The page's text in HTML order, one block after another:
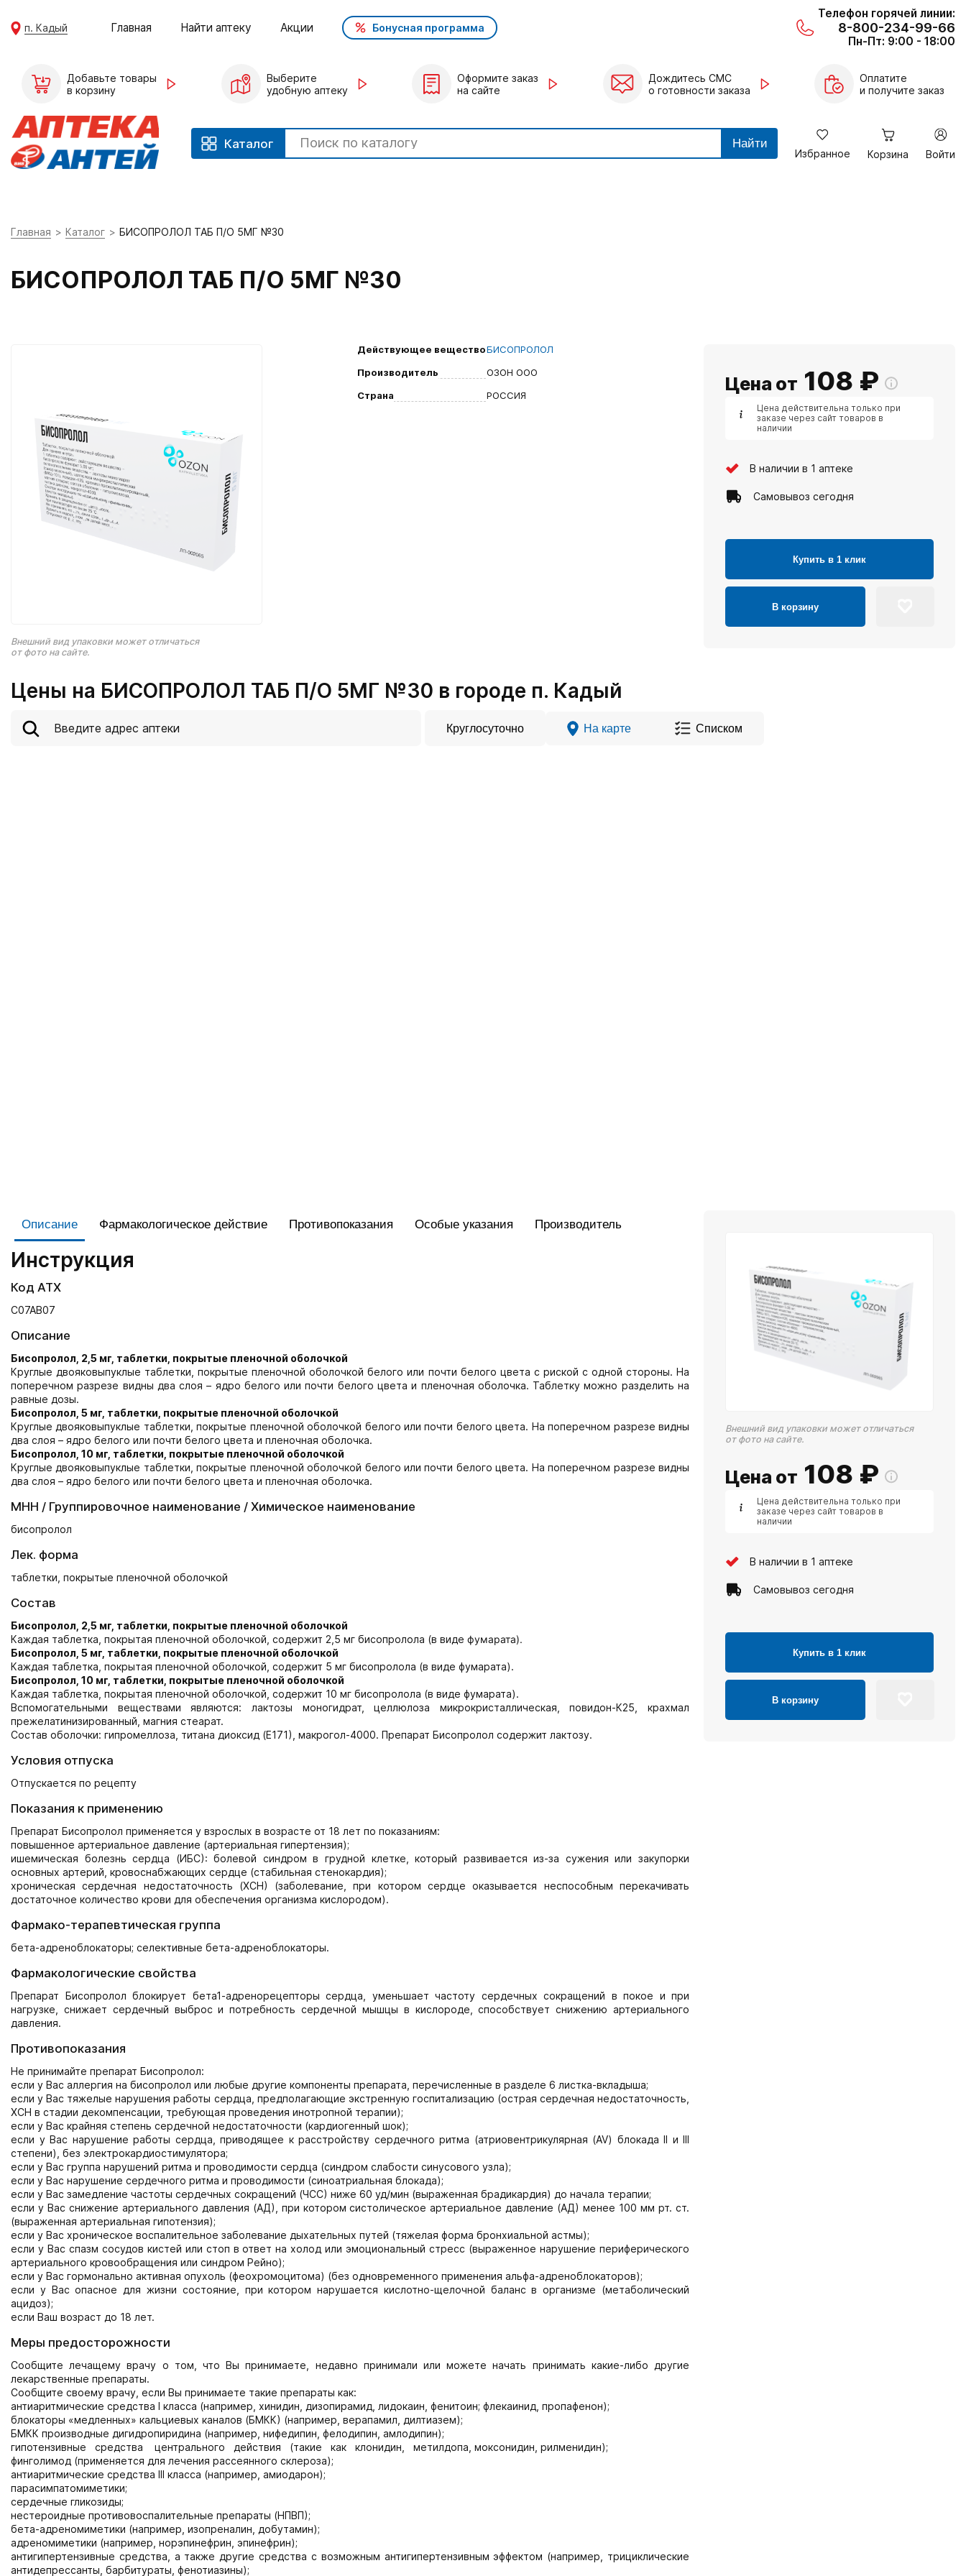
п. Кадый Главная Найти аптеку Акции Бонусная программа
Телефон горячей линии:
8-800-234-99-66
Пн-Пт: 9:00 - 18:00
Добавьте товары
в корзину
Выберите
удобную аптеку
Оформите заказ
на сайте
Дождитесь СМС
о готовности заказа
Оплатите
и получите заказ
Каталог Найти
Избранное Корзина Войти
Главная Каталог БИСОПРОЛОЛ ТАБ П/О 5МГ №30
БИСОПРОЛОЛ ТАБ П/О 5МГ №30
Внешний вид упаковки может отличаться
от фото на сайте.
Действующее веществоБИСОПРОЛОЛ
Производитель
ОЗОН ООО
Страна
РОССИЯ
Цена от 108 ₽
Цена действительна только при
заказе через сайт товаров в
наличии
В наличии в 1 аптеке
Самовывоз сегодня
Купить в 1 клик
В корзину
Цены на БИСОПРОЛОЛ ТАБ П/О 5МГ №30 в городе п. Кадый
Круглосуточно На карте Списком
Описание Фармакологическое действие Противопоказания Особые указания Производитель
Инструкция
Код АТХ
С07АВ07
Описание
Бисопролол, 2,5 мг, таблетки, покрытые пленочной оболочкой
Круглые двояковыпуклые таблетки, покрытые пленочной оболочкой белого или почти белого цвета с риской с одной стороны. На
поперечном разрезе видны два слоя – ядро белого или почти белого цвета и пленочная оболочка. Таблетку можно разделить на
равные дозы.
Бисопролол, 5 мг, таблетки, покрытые пленочной оболочкой
Круглые двояковыпуклые таблетки, покрытые пленочной оболочкой белого или почти белого цвета. На поперечном разрезе видны
два слоя – ядро белого или почти белого цвета и пленочная оболочка.
Бисопролол, 10 мг, таблетки, покрытые пленочной оболочкой
Круглые двояковыпуклые таблетки, покрытые пленочной оболочкой белого или почти белого цвета. На поперечном разрезе видны
два слоя – ядро белого или почти белого цвета и пленочная оболочка.
МНН / Группировочное наименование / Химическое наименование
бисопролол
Лек. форма
таблетки, покрытые пленочной оболочкой
Состав
Бисопролол, 2,5 мг, таблетки, покрытые пленочной оболочкой
Каждая таблетка, покрытая пленочной оболочкой, содержит 2,5 мг бисопролола (в виде фумарата).
Бисопролол, 5 мг, таблетки, покрытые пленочной оболочкой
Каждая таблетка, покрытая пленочной оболочкой, содержит 5 мг бисопролола (в виде фумарата).
Бисопролол, 10 мг, таблетки, покрытые пленочной оболочкой
Каждая таблетка, покрытая пленочной оболочкой, содержит 10 мг бисопролола (в виде фумарата).
Вспомогательными веществами являются: лактозы моногидрат, целлюлоза микрокристаллическая, повидон-К25, крахмал
прежелатинизированный, магния стеарат.
Состав оболочки: гипромеллоза, титана диоксид (Е171), макрогол-4000. Препарат Бисопролол содержит лактозу.
Условия отпуска
Отпускается по рецепту
Показания к применению
Препарат Бисопролол применяется у взрослых в возрасте от 18 лет по показаниям:
повышенное артериальное давление (артериальная гипертензия);
ишемическая болезнь сердца (ИБС): болевой синдром в грудной клетке, который развивается из-за сужения или закупорки
основных артерий, кровоснабжающих сердце (стабильная стенокардия);
хроническая сердечная недостаточность (ХСН) (заболевание, при котором сердце оказывается неспособным перекачивать
достаточное количество крови для обеспечения организма кислородом).
Фармако-терапевтическая группа
бета-адреноблокаторы; селективные бета-адреноблокаторы.
Фармакологические свойства
Препарат Бисопролол блокирует бета1-адренорецепторы сердца, уменьшает частоту сердечных сокращений в покое и при
нагрузке, снижает сердечный выброс и потребность сердечной мышцы в кислороде, способствует снижению артериального
давления.
Противопоказания
Не принимайте препарат Бисопролол:
если у Вас аллергия на бисопролол или любые другие компоненты препарата, перечисленные в разделе 6 листка-вкладыша;
если у Вас тяжелые нарушения работы сердца, предполагающие экстренную госпитализацию (острая сердечная недостаточность,
ХСН в стадии декомпенсации, требующая проведения инотропной терапии);
если у Вас крайняя степень сердечной недостаточности (кардиогенный шок);
если у Вас нарушение работы сердца, приводящее к расстройству сердечного ритма (атриовентрикулярная (AV) блокада II и III
степени), без электрокардиостимулятора;
если у Вас группа нарушений ритма и проводимости сердца (синдром слабости синусового узла);
если у Вас нарушение сердечного ритма и проводимости (синоатриальная блокада);
если у Вас замедление частоты сердечных сокращений (ЧСС) ниже 60 уд/мин (выраженная брадикардия) до начала терапии;
если у Вас снижение артериального давления (АД), при котором систолическое артериальное давление (АД) менее 100 мм рт. ст.
(выраженная артериальная гипотензия);
если у Вас хроническое воспалительное заболевание дыхательных путей (тяжелая форма бронхиальной астмы);
если у Вас спазм сосудов кистей или стоп в ответ на холод или эмоциональный стресс (выраженное нарушение периферического
артериального кровообращения или синдром Рейно);
если у Вас гормонально активная опухоль (феохромоцитома) (без одновременного применения альфа-адреноблокаторов);
если у Вас опасное для жизни состояние, при котором нарушается кислотно-щелочной баланс в организме (метаболический
ацидоз);
если Ваш возраст до 18 лет.
Меры предосторожности
Сообщите лечащему врачу о том, что Вы принимаете, недавно принимали или можете начать принимать какие-либо другие
лекарственные препараты.
Сообщите своему врачу, если Вы принимаете такие препараты как:
антиаритмические средства I класса (например, хинидин, дизопирамид, лидокаин, фенитоин; флекаинид, пропафенон);
блокаторы «медленных» кальциевых каналов (БМКК) (например, верапамил, дилтиазем);
БМКК производные дигидропиридина (например, нифедипин, фелодипин, амлодипин);
гипотензивные средства центрального действия (такие как клонидин, метилдопа, моксонидин, рилменидин);
финголимод (применяется для лечения рассеянного склероза);
антиаритмические средства III класса (например, амиодарон);
парасимпатомиметики;
сердечные гликозиды;
нестероидные противовоспалительные препараты (НПВП);
бета-адреномиметики (например, изопреналин, добутамин);
адреномиметики (например, норэпинефрин, эпинефрин);
антигипертензивные средства, а также другие средства с возможным антигипертензивным эффектом (например, трициклические
антидепрессанты, барбитураты, фенотиазины);
Внешний вид упаковки может отличаться
от фото на сайте.
Цена от 108 ₽
Цена действительна только при
заказе через сайт товаров в
наличии
В наличии в 1 аптеке
Самовывоз сегодня
Купить в 1 клик
В корзину